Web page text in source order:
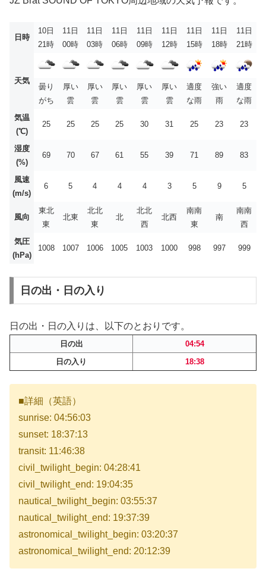
日時
10日
21時
11日
00時
11日
03時
11日
06時
11日
09時
11日
12時
11日
15時
11日
18時
11日
21時
天気
曇り
がち
厚い
雲
厚い
雲
厚い
雲
厚い
雲
厚い
雲
適度
な雨
強い
雨
適度
な雨
気温
(℃)
25 25 25 25 30 31 25 23 23
湿度
(%)
69 70 67 61 55 39 71 89 83
風速
(m/s)
6 5 4 4 4 3 5 9 5
風向
東北
東
北東
北北
東
北
北北
西
北西
南南
東
南
南南
西
気圧
(hPa)
1008 1007 1006 1005 1003 1000 998 997 999
日の出・日の入り
日の出・日の入りは、以下のとおりです。
日の出
04:54
日の入り
18:38
■詳細（英語）
sunrise: 04:56:03
sunset: 18:37:13
transit: 11:46:38
civil_twilight_begin: 04:28:41
civil_twilight_end: 19:04:35
nautical_twilight_begin: 03:55:37
nautical_twilight_end: 19:37:39
astronomical_twilight_begin: 03:20:37
astronomical_twilight_end: 20:12:39